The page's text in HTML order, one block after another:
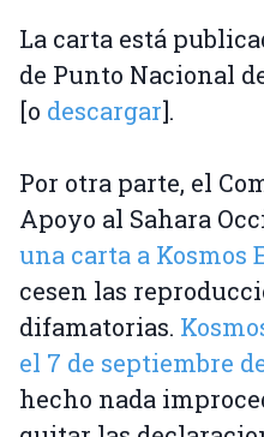
La carta está
de Punto Nacional
[o descargar].
Por otra parte, el
Apoyo al Sahara
una carta a Kosmos
cesen las
difamatorias.
el 7 de septiembre
hecho nada